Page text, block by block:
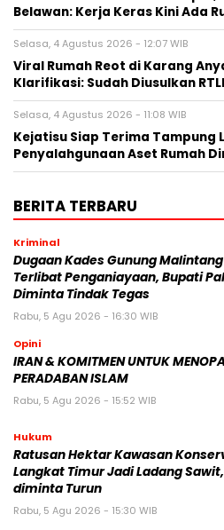
Belawan: Kerja Keras Kini Ada
Selasa, 4 Agustus 2026 - 12:07 WIB
Viral Rumah Reot di Karang
Klarifikasi: Sudah Diusulkan
Selasa, 4 Agustus 2026 - 11:08 WIB
Kejatisu Siap Terima Tampung
Penyalahgunaan Aset Rumah
BERITA TERBARU
Kriminal
Dugaan Kades Gunung Malintang
Terlibat Penganiayaan, Bupati
Diminta Tindak Tegas
Rabu, 5 Agu 2026 - 16:30 WIB
Opini
IRAN & KOMITMEN UNTUK
PERADABAN ISLAM
Rabu, 5 Agu 2026 - 15:52 WIB
Hukum
Ratusan Hektar Kawasan
Langkat Timur Jadi Ladang Sawit,
diminta Turun
Rabu, 5 Agu 2026 - 15:30 WIB